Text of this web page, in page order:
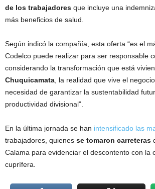
de los trabajadores que incluye una
más beneficios de salud.
Según indicó la compañía, esta oferta “es el
Codelco puede realizar para ser responsable
considerando la transformación que está
Chuquicamata , la realidad que vive el
necesidad de garantizar la sustentabilidad
productividad divisional”.
En la última jornada se han intensificado las
trabajadores, quienes se tomaron carreteras
Calama para evidenciar el descontento con la
cuprífera.